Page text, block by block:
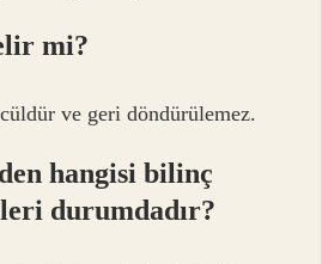
mi?
ve geri döndürülemez.
hangisi bilinç
durumdadır?